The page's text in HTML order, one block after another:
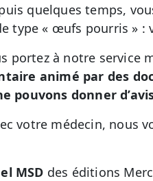
quelques temps,
type « œufs pourris »
portez à notre service
animé par des
pouvons donner
votre médecin, nous
MSD des éditions